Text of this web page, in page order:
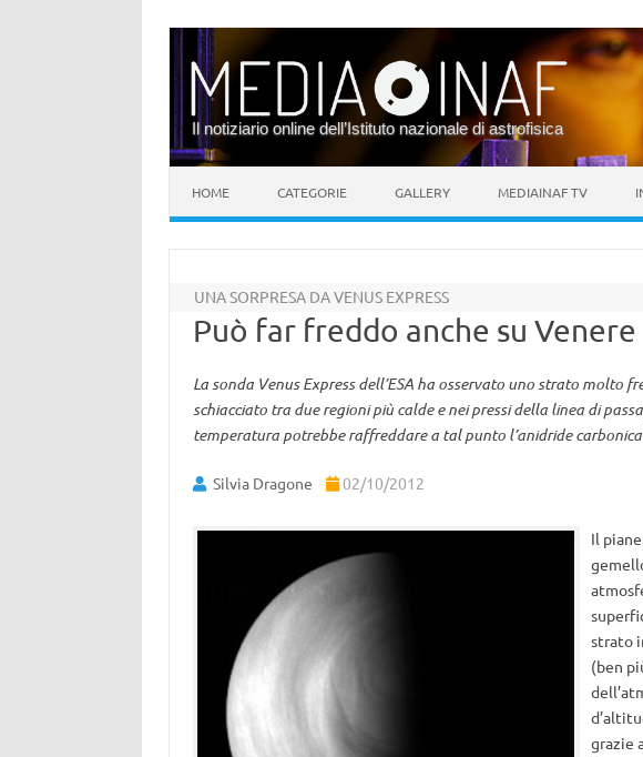
Il notiziario online dell’Istituto nazionale di astrofisica
HOME CATEGORIE GALLERY MEDIAINAF TV
UNA SORPRESA DA VENUS EXPRESS
Può far freddo anche su Venere
La sonda Venus Express dell’ESA ha osservato uno strato molto
schiacciato tra due regioni più calde e nei pressi della linea di
temperatura potrebbe raffreddare a tal punto l’anidride
Silvia Dragone 02/10/2012
Il
strato
(ben
grazie